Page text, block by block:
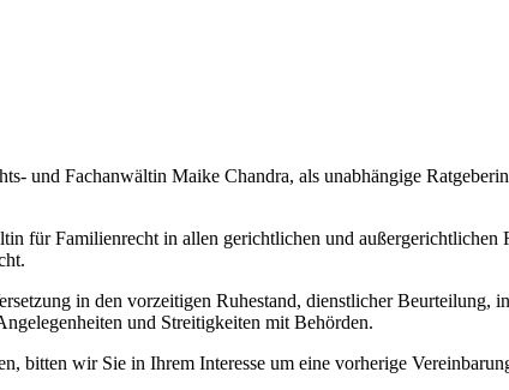
und Fachanwältin Maike Chandra, als unabhängige
für Familienrecht in allen gerichtlichen und
in den vorzeitigen Ruhestand, dienstlicher Beurteilung,
und Streitigkeiten mit Behörden.
bitten wir Sie in Ihrem Interesse um eine vorherige